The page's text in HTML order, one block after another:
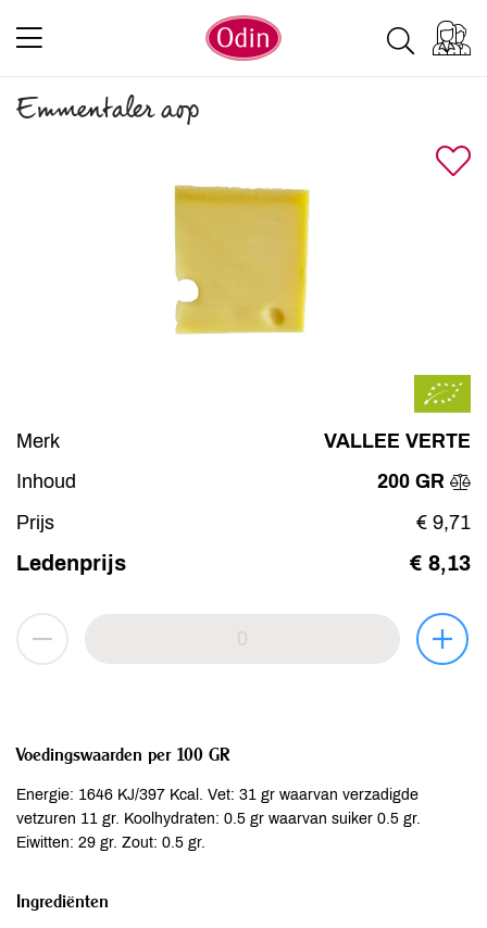
Emmentaler aop
Merk
VALLEE VERTE
Inhoud
200 GR
Prijs
€ 9,71
Ledenprijs € 8,13
Voedingswaarden per 100 GR
Energie: 1646 KJ/397 Kcal. Vet: 31 gr waarvan verzadigde
vetzuren 11 gr. Koolhydraten: 0.5 gr waarvan suiker 0.5 gr.
Eiwitten: 29 gr. Zout: 0.5 gr.
Ingrediënten